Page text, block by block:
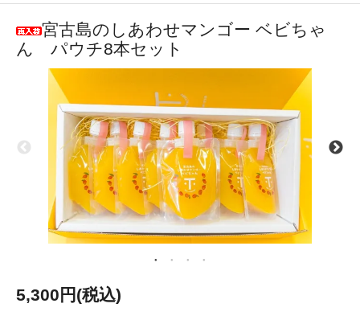
宮古島のしあわせマンゴー ベビちゃ
ん パウチ8本セット
5,300円(税込)